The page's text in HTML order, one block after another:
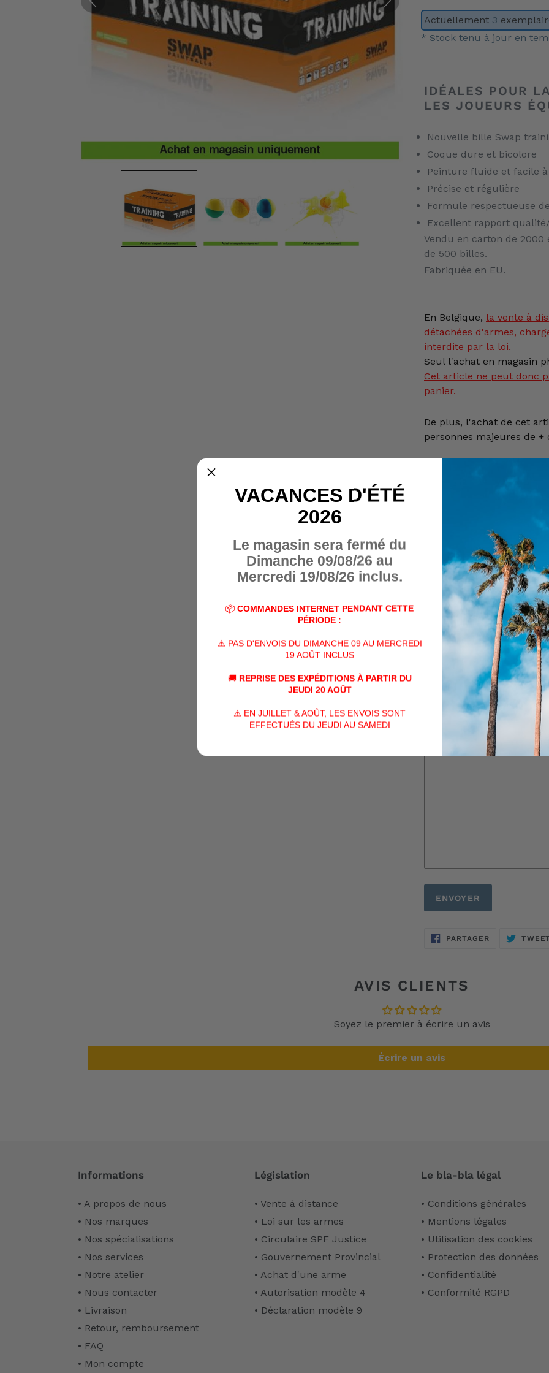
Actuellement 3
* Stock tenu à jour en
d'un
produit
IDÉALES POUR
LES JOUEURS
Nouvelle bille Swap
Coque dure et bicolore
Peinture fluide et facile
Précise et régulière
Formule respectueuse
Excellent rapport
Vendu en carton de 2000
de 500 billes.
Fabriquée en EU.
En Belgique, la vente à
détachées d'armes,
interdite par la loi.
Seul l'achat en magasin
Cet article ne peut donc
panier.
De plus, l'achat de cet
personnes majeures de +
Veuillez nous contacter
soit par téléphone au
ou encore directement
contact ci-dessous :
(Si vous n'avez pas reçu
ou formulaire de
dossier "spams")
Nom
Numéro de téléphone
PARTAGERPARTAGER
AVIS CLIENTS
Soyez le premier à écrire un avis
Écrire un avis
Informations
• A propos de nous
• Nos marques
• Nos spécialisations
• Nos services
• Notre atelier
• Nous contacter
• Livraison
• Retour, remboursement
• FAQ
• Mon compte
Législation
• Vente à distance
• Loi sur les armes
• Circulaire SPF Justice
• Gouvernement Provincial
• Achat d'une arme
• Autorisation modèle 4
• Déclaration modèle 9
Le bla-bla légal
• Conditions générales
• Mentions légales
• Utilisation des cookies
• Protection des données
• Confidentialité
• Conformité RGPD
VACANCES D'ÉTÉ
2026
Le magasin sera fermé du
Dimanche 09/08/26 au
Mercredi 19/08/26 inclus.
📦 COMMANDES INTERNET PENDANT CETTE
PÉRIODE :
⚠️ PAS D'ENVOIS DU DIMANCHE 09 AU MERCREDI
19 AOÛT INCLUS
🚚 REPRISE DES EXPÉDITIONS À PARTIR DU
JEUDI 20 AOÛT
⚠️ EN JUILLET & AOÛT, LES ENVOIS SONT
EFFECTUÉS DU JEUDI AU SAMEDI